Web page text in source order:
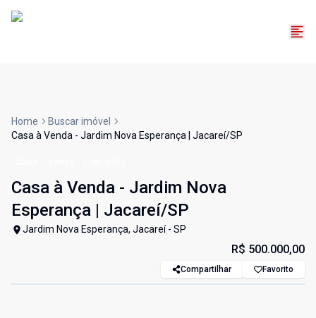
Home
Buscar imóvel
Casa à Venda - Jardim Nova Esperança | Jacareí/SP
Casa à Venda - Jardim Nova
Esperança | Jacareí/SP
Jardim Nova Esperança, Jacareí - SP
R$ 500.000,00
Compartilhar Favorito